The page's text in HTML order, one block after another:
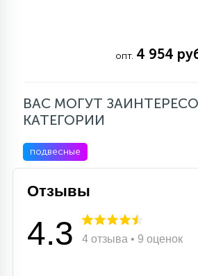
опт. 4 954
ВАС МОГУТ
КАТЕГОРИИ
подвесные
Отзывы
4.3 4 отзыва • 9 оценок